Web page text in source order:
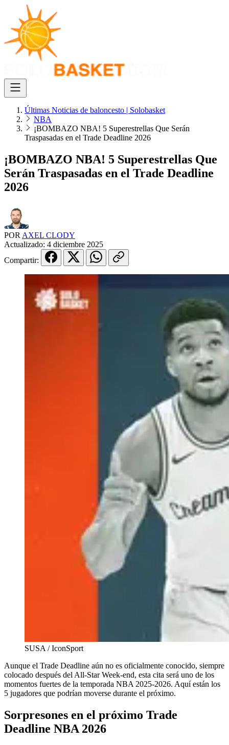
Últimas Noticias de baloncesto | Solobasket
NBA
¡BOMBAZO NBA! 5 Superestrellas Que Serán
Traspasadas en el Trade Deadline 2026
¡BOMBAZO NBA! 5 Superestrellas Que
Serán Traspasadas en el Trade Deadline
2026
POR AXEL CLODY
Actualizado: 4 diciembre 2025
Compartir:
SUSA / IconSport
Aunque el Trade Deadline aún no es oficialmente conocido, siempre
colocado después del All-Star Week-end, esta cita será uno de los
momentos fuertes de la temporada NBA 2025-2026. Aquí están los
5 jugadores que podrían moverse durante el próximo.
Sorpresones en el próximo Trade
Deadline NBA 2026